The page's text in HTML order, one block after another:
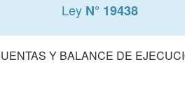
Ley N° 19438
Y BALANCE DE